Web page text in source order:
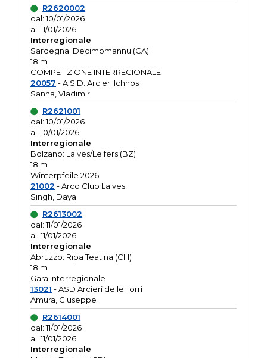
R2620002
dal: 10/01/2026
al: 11/01/2026
Interregionale
Sardegna: Decimomannu (CA)
18 m
COMPETIZIONE INTERREGIONALE
20057 - A.S.D. Arcieri Ichnos
Sanna, Vladimir
R2621001
dal: 10/01/2026
al: 10/01/2026
Interregionale
Bolzano: Laives/Leifers (BZ)
18 m
Winterpfeile 2026
21002 - Arco Club Laives
Singh, Daya
R2613002
dal: 11/01/2026
al: 11/01/2026
Interregionale
Abruzzo: Ripa Teatina (CH)
18 m
Gara Interregionale
13021 - ASD Arcieri delle Torri
Amura, Giuseppe
R2614001
dal: 11/01/2026
al: 11/01/2026
Interregionale